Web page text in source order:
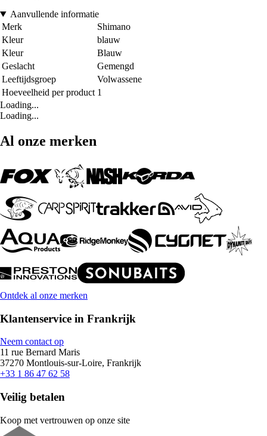
Aanvullende informatie
Merk
Shimano
Kleur
blauw
Kleur
Blauw
Geslacht
Gemengd
Leeftijdsgroep
Volwassene
Hoeveelheid per product 1
Loading...
Loading...
Al onze merken
Ontdek al onze merken
Klantenservice in Frankrijk
Neem contact op
11 rue Bernard Maris
37270 Montlouis-sur-Loire, Frankrijk
+33 1 86 47 62 58
Veilig betalen
Koop met vertrouwen op onze site